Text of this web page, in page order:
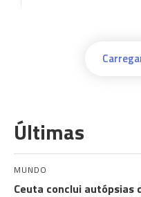
Últimas
MUNDO
Ceuta conclui autópsias